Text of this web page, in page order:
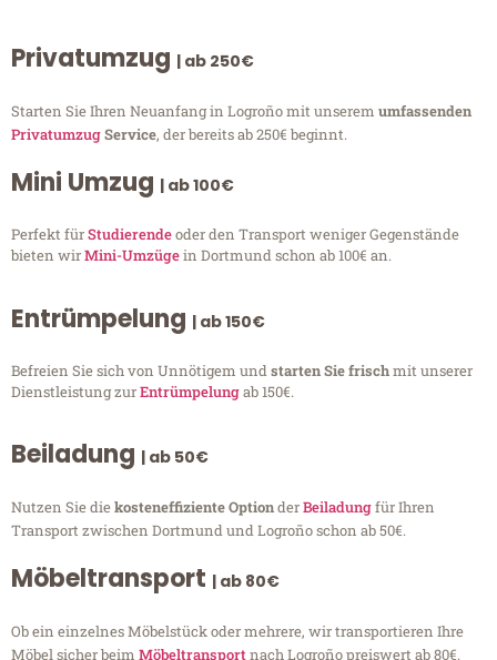
Privatumzug | ab 250€
Starten Sie Ihren Neuanfang in Logroño mit unserem umfassenden
PrivatumzugService, der bereits ab 250€ beginnt.
Mini Umzug | ab 100€
Perfekt fürStudierendeoder den Transport weniger Gegenstände
bieten wirMini-Umzügein Dortmund schon ab 100€ an.
Entrümpelung | ab 150€
Befreien Sie sich von Unnötigem undstarten Sie frischmit unserer
Dienstleistung zurEntrümpelungab 150€.
Beiladung | ab 50€
Nutzen Sie diekosteneffiziente OptionderBeiladungfür Ihren
Transport zwischen Dortmund und Logroño schon ab 50€.
Möbeltransport | ab 80€
Ob ein einzelnes Möbelstück oder mehrere, wir transportieren Ihre
Möbel sicher beim Möbeltransportnach Logroño preiswert ab 80€.